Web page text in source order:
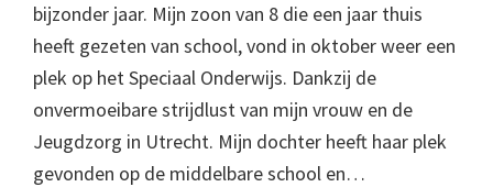
bijzonder jaar. Mijn zoon van 8 die een jaar thuis
heeft gezeten van school, vond in oktober weer een
plek op het Speciaal Onderwijs. Dankzij de
onvermoeibare strijdlust van mijn vrouw en de
Jeugdzorg in Utrecht. Mijn dochter heeft haar plek
gevonden op de middelbare school en…